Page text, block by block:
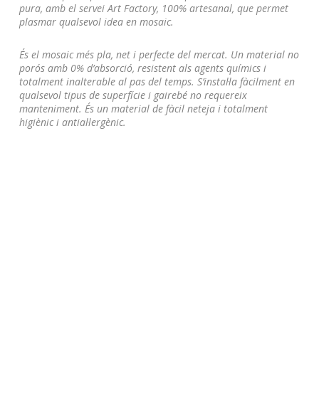
pura, amb el servei Art Factory, 100% artesanal, que permet
plasmar qualsevol idea en mosaic.
És el mosaic més pla, net i perfecte del mercat. Un material no
porós amb 0% d’absorció, resistent als agents químics i
totalment inalterable al pas del temps. S’instal·la fàcilment en
qualsevol tipus de superfície i gairebé no requereix
manteniment. És un material de fàcil neteja i totalment
higiènic i antial·lergènic.